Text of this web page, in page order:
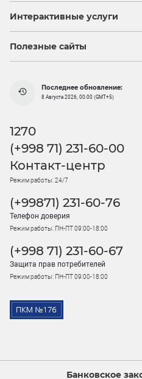
Интерактивные услуги
Полезные сайты
Последнее обновление:
8 Августа 2026, 00:00 (GMT+5)
1270
(+998 71) 231-60-00
Контакт-центр
Режим работы: 24/7
(+99871) 231-60-76
Телефон доверия
Режим работы: ПН-ПТ 09:00-18:00
(+998 71) 231-60-67
Защита прав потребителей
Режим работы: ПН-ПТ 09:00-18:00
Банковское